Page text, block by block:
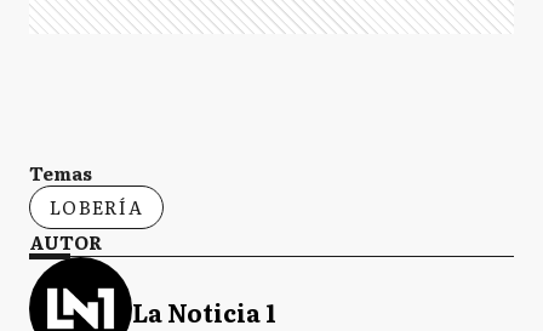
Temas
LOBERÍA
AUTOR
La Noticia 1